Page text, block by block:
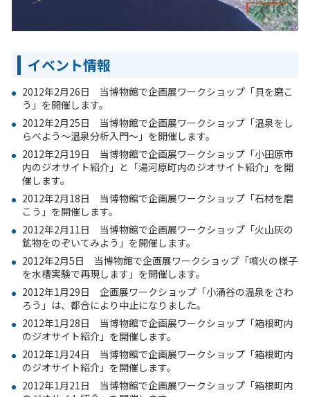
イベント情報
2012年2月26日 当博物館で企画展ワークショップ「貝を磨こ
う」を開催します。
2012年2月25日 当博物館で企画展ワークショップ「温泉をし
らべよう～温泉分析入門～」を開催します。
2012年2月19日 当博物館で企画展ワークショップ「小田原市
内のジオサイト紹介」と「湯河原町内のジオサイト紹介」を開
催します。
2012年2月18日 当博物館で企画展ワークショップ「石材を磨
こう」を開催します。
2012年2月11日 当博物館で企画展ワークショップ「火山灰の
鉱物をのぞいてみよう」を開催します。
2012年2月5日 当博物館で企画展ワークショップ「噴火の様子
を水槽実験で再現します」を開催します。
2012年1月29日 企画展ワークショップ「小涌谷の温泉をさわ
ろう」は、都合により中止になりました。
2012年1月28日 当博物館で企画展ワークショップ「箱根町内
のジオサイト紹介」を開催します。
2012年1月24日 当博物館で企画展ワークショップ「箱根町内
のジオサイト紹介」を開催します。
2012年1月21日 当博物館で企画展ワークショップ「箱根町内